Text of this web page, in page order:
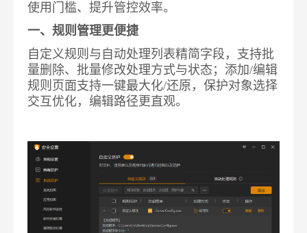
使用门槛、提升管控效率。
一、规则管理更便捷
自定义规则与自动处理列表精简字段，支持批
量删除、批量修改处理方式与状态；添加/编辑
规则页面支持一键最大化/还原，保护对象选择
交互优化，编辑路径更直观。